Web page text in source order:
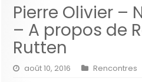
Pierre Olivier –
– A propos de
Rutten
août 10, 2016
Rencontres